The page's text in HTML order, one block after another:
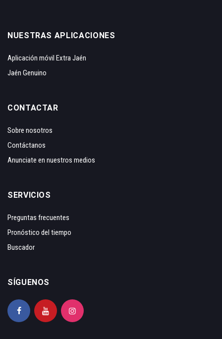
NUESTRAS APLICACIONES
Aplicación móvil Extra Jaén
Jaén Genuino
CONTACTAR
Sobre nosotros
Contáctanos
Anunciate en nuestros medios
SERVICIOS
Preguntas frecuentes
Pronóstico del tiempo
Buscador
SÍGUENOS